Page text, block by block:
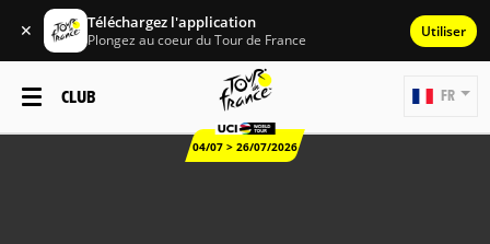
✕ Téléchargez l'application
Plongez au coeur du Tour de France Utiliser
CLUB
04/07 > 26/07/2026
FR